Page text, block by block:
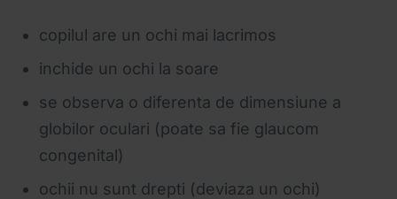
copilul are un ochi mai lacrimos
inchide un ochi la soare
se observa o diferenta de dimensiune a
globilor oculari (poate sa fie glaucom
congenital)
ochii nu sunt drepti (deviaza un ochi)